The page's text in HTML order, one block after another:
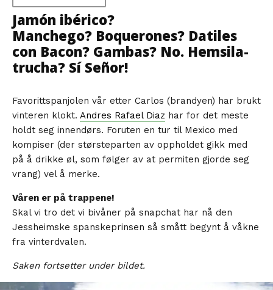
Jamón ibérico?
Manchego? Boquerones? Datiles
con Bacon? Gambas? No. Hemsila-
trucha? Sí Señor!
Favorittspanjolen vår etter Carlos (brandyen) har brukt
vinteren klokt. Andres Rafael Diaz har for det meste
holdt seg innendørs. Foruten en tur til Mexico med
kompiser (der størsteparten av oppholdet gikk med
på å drikke øl, som følger av at permiten gjorde seg
vrang) vel å merke.
Våren er på trappene!
Skal vi tro det vi bivåner på snapchat har nå den
Jessheimske spanskeprinsen så smått begynt å våkne
fra vinterdvalen.
Saken fortsetter under bildet.